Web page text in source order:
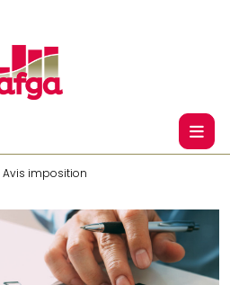
Avis imposition